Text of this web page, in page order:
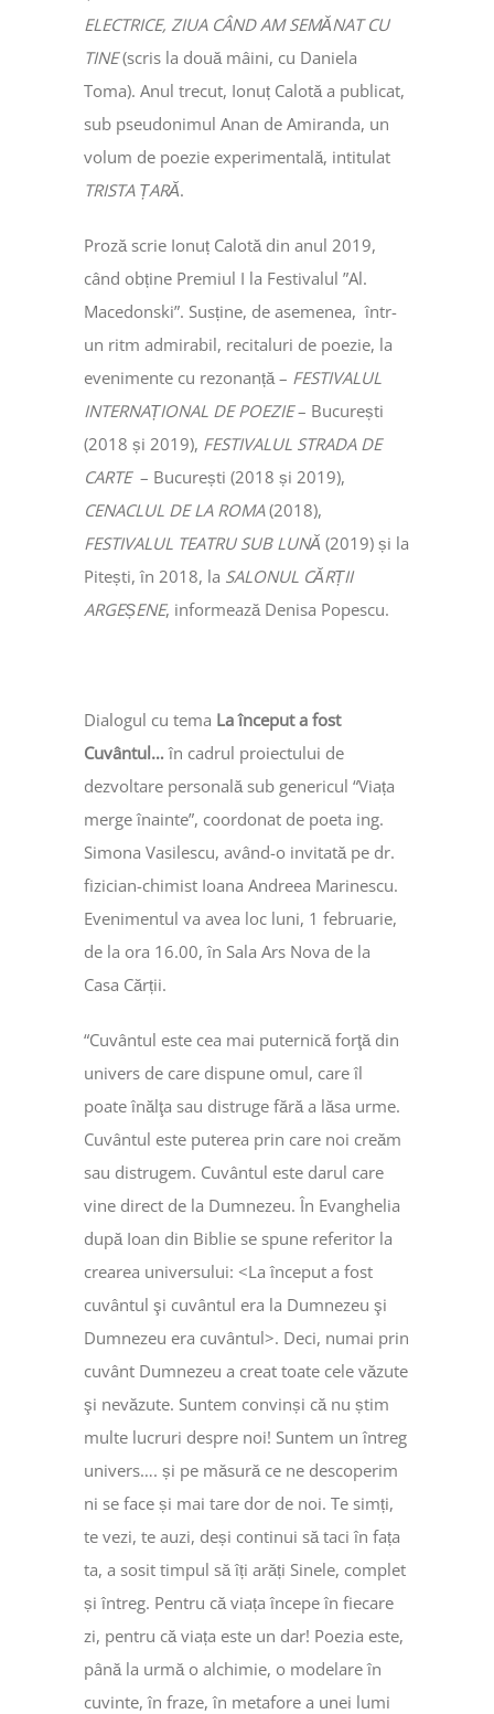
ELECTRICE, ZIUA CÂND AM SEMĂNAT CU
TINE(scris la două mâini, cu Daniela
Toma). Anul trecut, Ionuț Calotă a publicat,
sub pseudonimul Anan de Amiranda, un
volum de poezie experimentală, intitulat
TRISTA ȚARĂ.
Proză scrie Ionuț Calotă din anul 2019,
când obține Premiul I la Festivalul ”Al.
Macedonski”. Susține, de asemenea, într-
un ritm admirabil, recitaluri de poezie, la
evenimente cu rezonanță – FESTIVALUL
INTERNAȚIONAL DE POEZIE– București
(2018 și 2019), FESTIVALUL STRADA DE
CARTE– București (2018 și 2019),
CENACLUL DE LA ROMA(2018),
FESTIVALUL TEATRU SUB LUNĂ (2019) și la
Pitești, în 2018, la SALONUL CĂRȚII
ARGEȘENE, informează Denisa Popescu.
Dialogul cu tema La început a fost
Cuvântul… în cadrul proiectului de
dezvoltare personală sub genericul “Viața
merge înainte”, coordonat de poeta ing.
Simona Vasilescu, având-o invitată pe dr.
fizician-chimist Ioana Andreea Marinescu.
Evenimentul va avea loc luni, 1 februarie,
de la ora 16.00, în Sala Ars Nova de la
Casa Cărții.
“Cuvântul este cea mai puternică forţă din
univers de care dispune omul, care îl
poate înălţa sau distruge fără a lăsa urme.
Cuvântul este puterea prin care noi creăm
sau distrugem. Cuvântul este darul care
vine direct de la Dumnezeu. În Evanghelia
după Ioan din Biblie se spune referitor la
crearea universului: <La început a fost
cuvântul şi cuvântul era la Dumnezeu şi
Dumnezeu era cuvântul>. Deci, numai prin
cuvânt Dumnezeu a creat toate cele văzute
şi nevăzute. Suntem convinși că nu știm
multe lucruri despre noi! Suntem un întreg
univers…. și pe măsură ce ne descoperim
ni se face și mai tare dor de noi. Te simți,
te vezi, te auzi, deși continui să taci în fața
ta, a sosit timpul să îți arăți Sinele, complet
și întreg. Pentru că viața începe în fiecare
zi, pentru că viața este un dar! Poezia este,
până la urmă o alchimie, o modelare în
cuvinte, în fraze, în metafore a unei lumi